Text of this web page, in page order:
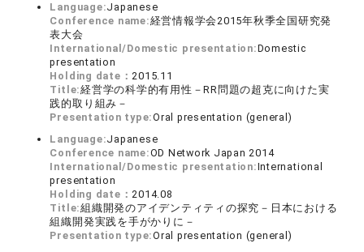
Language:Japanese
Conference name:経営情報学会2015年秋季全国研究発
表大会
International/Domestic presentation:Domestic
presentation
Holding date：2015.11
Title:経営学の科学的有用性－RR問題の超克に向けた実
践的取り組み－
Presentation type:Oral presentation (general)
Language:Japanese
Conference name:OD Network Japan 2014
International/Domestic presentation:International
presentation
Holding date：2014.08
Title:組織開発のアイデンティティの探究－日本における
組織開発実践を手がかりに－
Presentation type:Oral presentation (general)